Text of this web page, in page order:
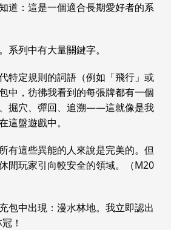
道：這是一個適合長期愛好者的系
系列中有大量關鍵字。
特定規則的詞語（例如「飛行」或
中，彷彿我看到的每張牌都有一個
掘穴、彈回、追溯——這就像是我
這盤遊戲中。
有這些異能的人來說是完美的。但
閒玩家引向較安全的領域。（M20
包中出現：漫水林地。我立即認出
！